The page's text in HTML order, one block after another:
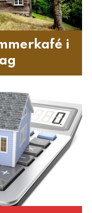
i